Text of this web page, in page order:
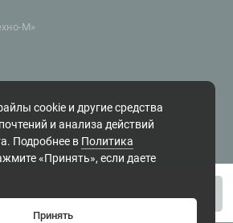
cookie и другие средства
и анализа действий
Подробнее в Политика
«Принять», если даете
Принять
М»
16, офис 6 Будни, с 10.00 до 18.00